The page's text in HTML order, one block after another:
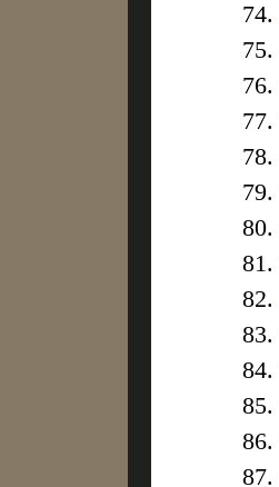
74.
75.
76.
77.
78.
79.
80.
81.
82.
83.
84.
85.
86.
87.